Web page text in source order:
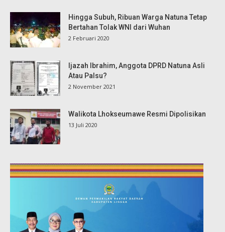
Hingga Subuh, Ribuan Warga Natuna Tetap
Bertahan Tolak WNI dari Wuhan
2 Februari 2020
Ijazah Ibrahim, Anggota DPRD Natuna Asli
Atau Palsu?
2 November 2021
Walikota Lhokseumawe Resmi Dipolisikan
13 Juli 2020